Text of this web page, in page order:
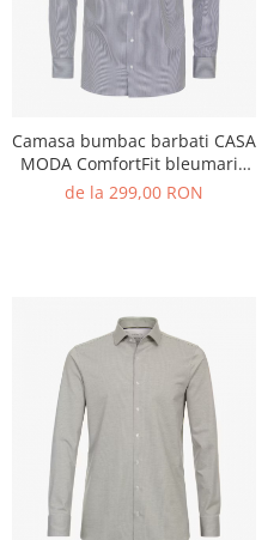
Camasa bumbac barbati CASA
MODA ComfortFit bleumarin
dungulite
de la 299,00 RON